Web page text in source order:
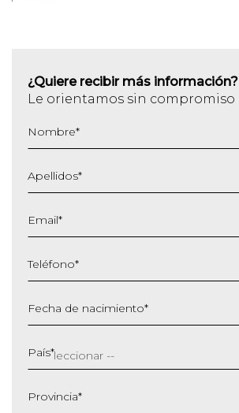
¿Quiere recibir más información?
Le orientamos sin compromiso
Nombre*
Apellidos*
Email*
Teléfono*
Fecha de nacimiento*
barra
MM
AAAA
País*
Provincia*